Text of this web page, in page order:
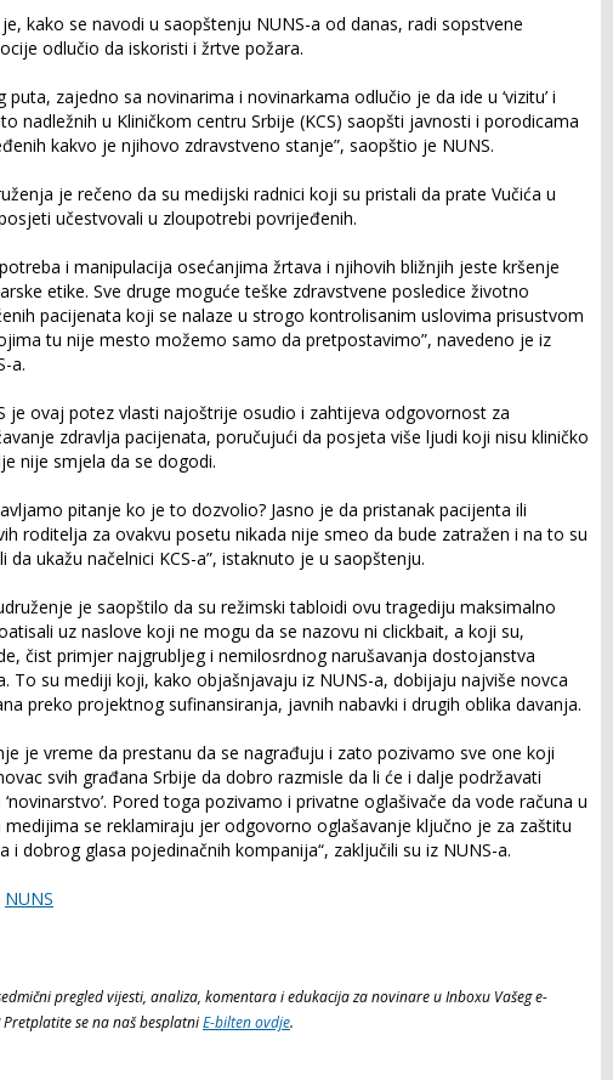
je, kako se navodi u saopštenju NUNS-a od danas, radi sopstvene
odlučio da iskoristi i žrtve požara.
puta, zajedno sa novinarima i novinarkama odlučio je da ide u ‘vizitu’ i
nadležnih u Kliničkom centru Srbije (KCS) saopšti javnosti i porodicama
kakvo je njihovo zdravstveno stanje”, saopštio je NUNS.
je rečeno da su medijski radnici koji su pristali da prate Vučića u
učestvovali u zloupotrebi povrijeđenih.
i manipulacija osećanjima žrtava i njihovih bližnjih jeste kršenje
etike. Sve druge moguće teške zdravstvene posledice životno
pacijenata koji se nalaze u strogo kontrolisanim uslovima prisustvom
tu nije mesto možemo samo da pretpostavimo”, navedeno je iz
a.
je ovaj potez vlasti najoštrije osudio i zahtijeva odgovornost za
zdravlja pacijenata, poručujući da posjeta više ljudi koji nisu kliničko
nije smjela da se dogodi.
pitanje ko je to dozvolio? Jasno je da pristanak pacijenta ili
roditelja za ovakvu posetu nikada nije smeo da bude zatražen i na to su
da ukažu načelnici KCS-a”, istaknuto je u saopštenju.
je saopštilo da su režimski tabloidi ovu tragediju maksimalno
uz naslove koji ne mogu da se nazovu ni clickbait, a koji su,
čist primjer najgrubljeg i nemilosrdnog narušavanja dostojanstva
To su mediji koji, kako objašnjavaju iz NUNS-a, dobijaju najviše novca
preko projektnog sufinansiranja, javnih nabavki i drugih oblika davanja.
je vreme da prestanu da se nagrađuju i zato pozivamo sve one koji
svih građana Srbije da dobro razmisle da li će i dalje podržavati
Pored toga pozivamo i privatne oglašivače da vode računa u
se reklamiraju jer odgovorno oglašavanje ključno je za zaštitu
i dobrog glasa pojedinačnih kompanija“, zaključili su iz NUNS-a.
NUNS
pregled vijesti, analiza, komentara i edukacija za novinare u Inboxu Vašeg e-
Pretplatite se na naš besplatniE-bilten ovdje.